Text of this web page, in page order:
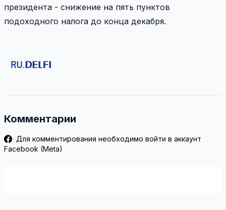
президента - снижение на пять пунктов
подоходного налога до конца декабря.
Комментарии
Для комментирования необходимо войти в аккаунт
Facebook (Meta)